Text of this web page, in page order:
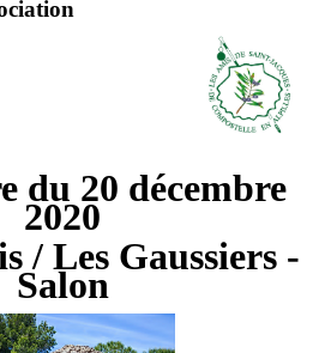
du 20 décembre
2020
/ Les Gaussiers -
Salon